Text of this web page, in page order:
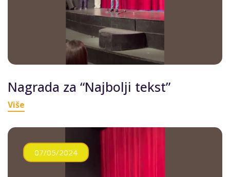
Nagrada za “Najbolji tekst”
Više
07/05/2024